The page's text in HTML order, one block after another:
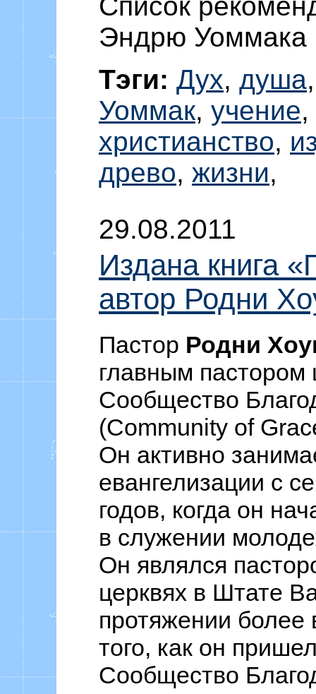
Эндрю Уоммака
Тэги: Дух, душа
Уоммак, учение,
христианство,
древо, жизни,
29.08.2011
Издана книга
автор Родни
Пастор Родни
главным пастором
Сообщество
(Community of
Он активно
евангелизации с
годов, когда он
в служении
Он являлся
церквях в Штате
протяжении более
того, как он
Сообщество